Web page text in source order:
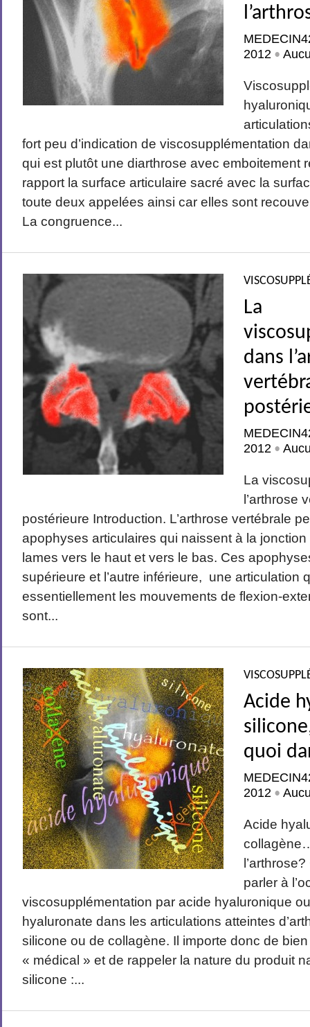
2012 •
fort peu d’indication de viscosupplémentation
qui est plutôt une diarthrose avec emboitement
rapport la surface articulaire sacré avec la
toute deux appelées ainsi car elles sont
La congruence...
La
dans
2012 •
La
l’arthrose
postérieure Introduction. L’arthrose vertébrale
apophyses articulaires qui naissent à la
lames vers le haut et vers le bas. Ces
supérieure et l’autre inférieure, une articulation
essentiellement les mouvements de flexion-
sont...
Acide
quoi
2012 •
Acide
parler à
viscosupplémentation par acide hyaluronique
hyaluronate dans les articulations atteintes
silicone ou de collagène. Il importe donc de
« médical » et de rappeler la nature du produit
silicone :...